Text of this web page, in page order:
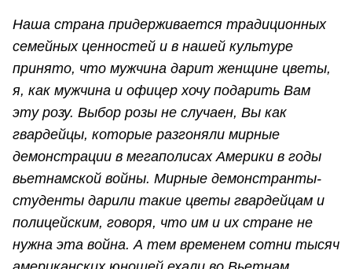
Наша страна придерживается традиционных
семейных ценностей и в нашей культуре
принято, что мужчина дарит женщине цветы,
я, как мужчина и офицер хочу подарить Вам
эту розу. Выбор розы не случаен, Вы как
гвардейцы, которые разгоняли мирные
демонстрации в мегаполисах Америки в годы
вьетнамской войны. Мирные демонстранты-
студенты дарили такие цветы гвардейцам и
полицейским, говоря, что им и их стране не
нужна эта война. А тем временем сотни тысяч